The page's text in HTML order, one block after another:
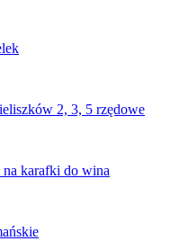
2, 3, 5 rzędowe
na karafki do wina